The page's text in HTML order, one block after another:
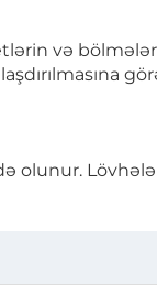
və
olunur.